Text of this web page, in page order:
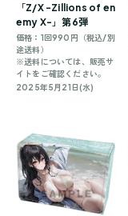
「Z/X -Zillions of en
emy X-」第6弾
価格：1回990円（税込/別
途送料）
※送料については、販売サ
イトをご確認ください。
2025年5月21日(水)